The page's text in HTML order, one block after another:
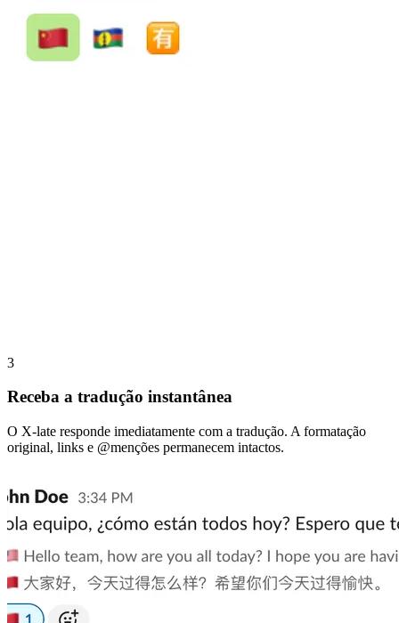
3
Receba a tradução instantânea
O X-late responde imediatamente com a tradução. A formatação
original, links e @menções permanecem intactos.